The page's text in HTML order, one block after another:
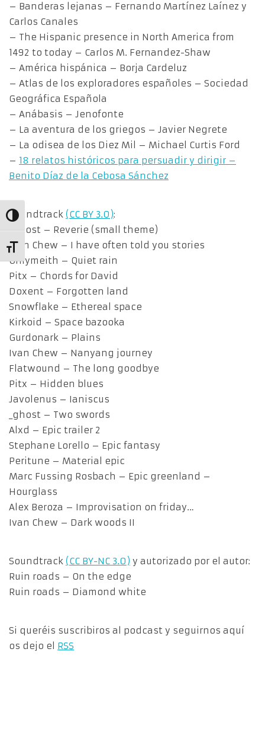
Alternar alto contraste
Alternar tamaño de letra
– Banderas lejanas – Fernando Martínez Laínez y
Carlos Canales
– The Hispanic presence in North America from
1492 to today – Carlos M. Fernandez-Shaw
– América hispánica – Borja Cardeluz
– Atlas de los exploradores españoles – Sociedad
Geográfica Española
– Anábasis – Jenofonte
– La aventura de los griegos – Javier Negrete
– La odisea de los Diez Mil – Michael Curtis Ford
– 18 relatos históricos para persuadir y dirigir –
Benito Díaz de la Cebosa Sánchez
Soundtrack (CC BY 3.0):
_ghost – Reverie (small theme)
Ivan Chew – I have often told you stories
Onlymeith – Quiet rain
Pitx – Chords for David
Doxent – Forgotten land
Snowflake – Ethereal space
Kirkoid – Space bazooka
Gurdonark – Plains
Ivan Chew – Nanyang journey
Flatwound – The long goodbye
Pitx – Hidden blues
Javolenus – Ianiscus
_ghost – Two swords
Alxd – Epic trailer 2
Stephane Lorello – Epic fantasy
Peritune – Material epic
Marc Fussing Rosbach – Epic greenland –
Hourglass
Alex Beroza – Improvisation on friday…
Ivan Chew – Dark woods II
Soundtrack (CC BY-NC 3.0) y autorizado por el autor:
Ruin roads – On the edge
Ruin roads – Diamond white
Si queréis suscribiros al podcast y seguirnos aquí
os dejo el RSS